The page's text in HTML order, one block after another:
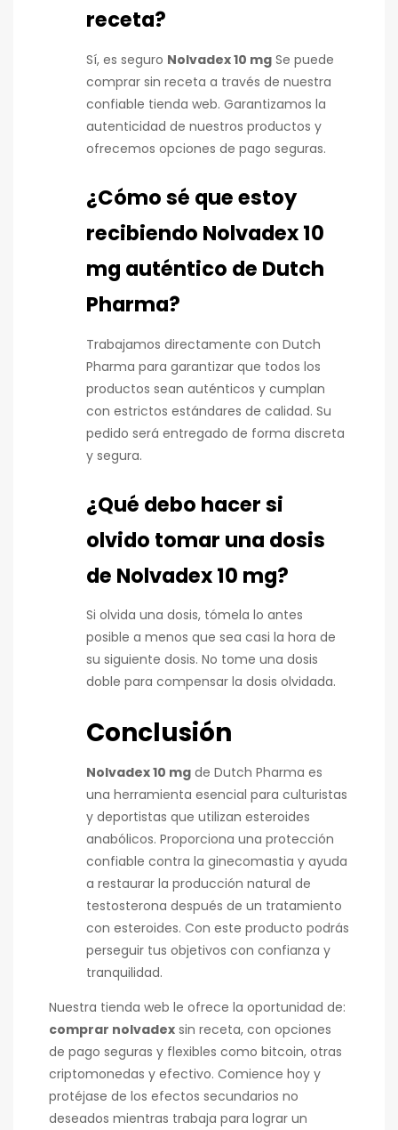
receta?
Sí, es seguro Nolvadex 10 mg Se puede
comprar sin receta a través de nuestra
confiable tienda web. Garantizamos la
autenticidad de nuestros productos y
ofrecemos opciones de pago seguras.
¿Cómo sé que estoy
recibiendo Nolvadex 10
mg auténtico de Dutch
Pharma?
Trabajamos directamente con Dutch
Pharma para garantizar que todos los
productos sean auténticos y cumplan
con estrictos estándares de calidad. Su
pedido será entregado de forma discreta
y segura.
¿Qué debo hacer si
olvido tomar una dosis
de Nolvadex 10 mg?
Si olvida una dosis, tómela lo antes
posible a menos que sea casi la hora de
su siguiente dosis. No tome una dosis
doble para compensar la dosis olvidada.
Conclusión
Nolvadex 10 mg de Dutch Pharma es
una herramienta esencial para culturistas
y deportistas que utilizan esteroides
anabólicos. Proporciona una protección
confiable contra la ginecomastia y ayuda
a restaurar la producción natural de
testosterona después de un tratamiento
con esteroides. Con este producto podrás
perseguir tus objetivos con confianza y
tranquilidad.
Nuestra tienda web le ofrece la oportunidad de:
comprar nolvadex sin receta, con opciones
de pago seguras y flexibles como bitcoin, otras
criptomonedas y efectivo. Comience hoy y
protéjase de los efectos secundarios no
deseados mientras trabaja para lograr un